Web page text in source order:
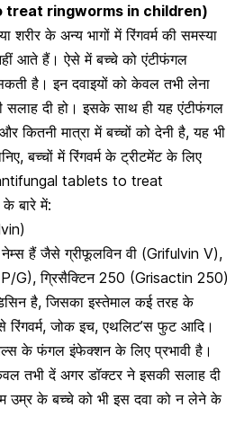
ringworms in children)
के अन्य भागों में रिंगवर्म की समस्या
आते हैं। ऐसे में बच्चे कोएंटीफंगल
है। इन दवाइयों को केवल तभी लेना
सलाह दी हो। इसके साथ ही यह एंटीफंगल
कितनी मात्रा में बच्चों को देनी है, यह भी
बच्चों में रिंगवर्म के ट्रीटमेंट के लिए
tablets to treat
के बारे में:
नेम्स हैं जैसे ग्रीफूलविन वी (Grifulvin V),
G), ग्रिसैक्टिन 250 (Grisactin 250)
है, जिसका इस्तेमाल कई तरह के
जोक इच, एथलिट’स फुट आदि।
के फंगल इंफेक्शन के लिए प्रभावी है।
तभी दें अगर डॉक्टर ने इसकी सलाह दी
उम्र के बच्चे को भी इस दवा को न लेने के